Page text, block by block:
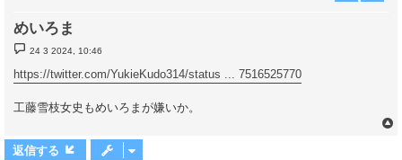
めいろま
投
稿
事
24 3 2024, 10:46
https://twitter.com/YukieKudo314/status ... 7516525770
工藤雪枝女史もめいろまが嫌いか。
返信する